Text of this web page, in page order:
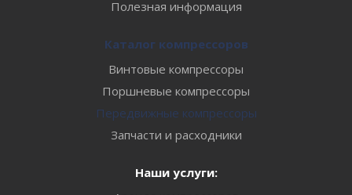
Полезная информация
Каталог компрессоров
Винтовые компрессоры
Поршневые компрессоры
Передвижные компрессоры
Запчасти и расходники
Наши услуги: